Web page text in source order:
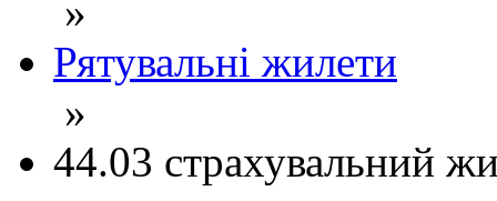
»
Рятувальні жилети
»
44.03 страхувальний